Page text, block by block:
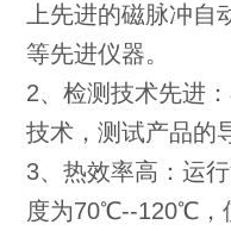
上先进的磁脉冲
等先进仪器。
2、检测技术先进
技术，测试产品的
3、热效率高：运
度为70℃--120℃，